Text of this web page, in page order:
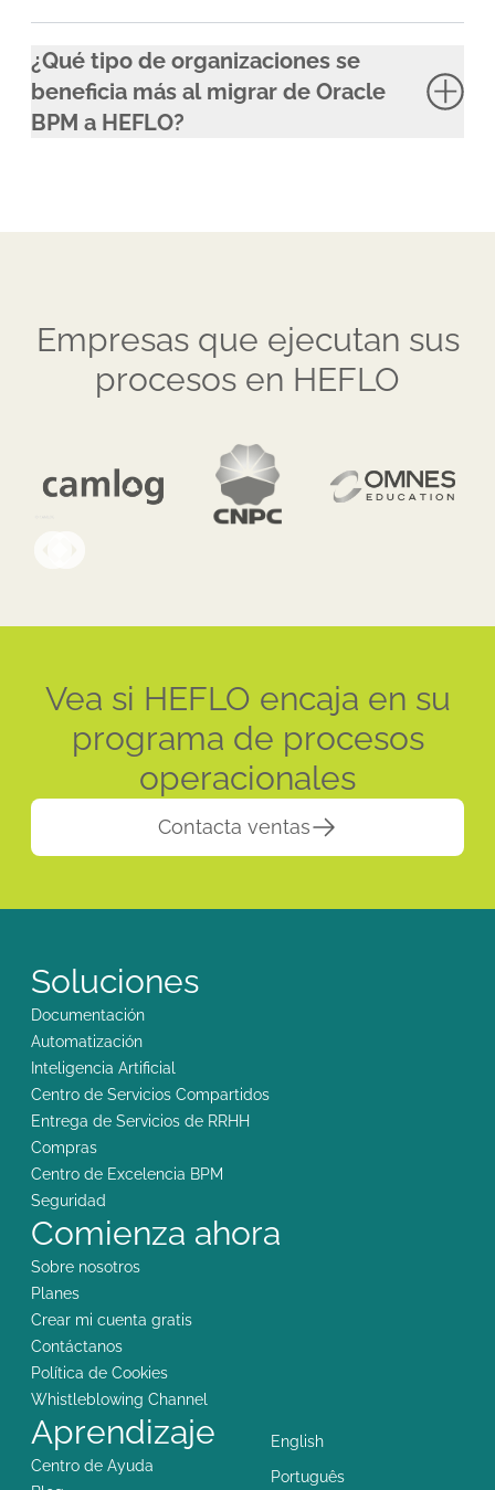
¿Qué tipo de organizaciones se
beneficia más al migrar de Oracle
BPM a HEFLO?
Empresas que ejecutan sus
procesos en HEFLO
Vea si HEFLO encaja en su
programa de procesos
operacionales
Contacta ventas
Soluciones
Documentación
Automatización
Inteligencia Artificial
Centro de Servicios Compartidos
Entrega de Servicios de RRHH
Compras
Centro de Excelencia BPM
Seguridad
Comienza ahora
Sobre nosotros
Planes
Crear mi cuenta gratis
Contáctanos
Política de Cookies
Whistleblowing Channel
Aprendizaje
Centro de Ayuda
English
Português